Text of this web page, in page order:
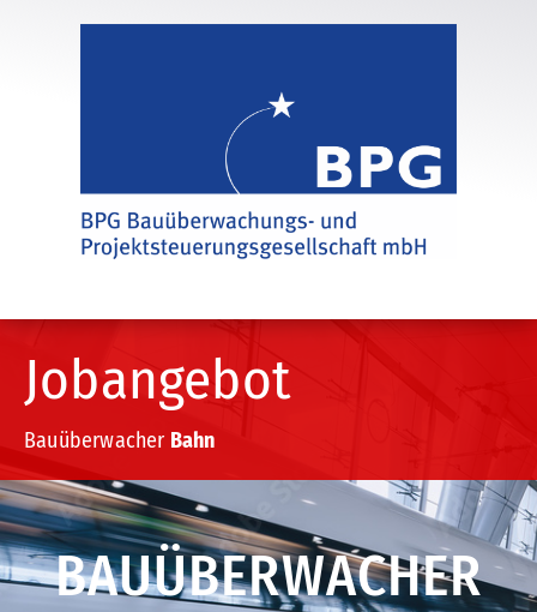
Jobangebot
Bauüberwacher Bahn
BAUÜBERWACHER